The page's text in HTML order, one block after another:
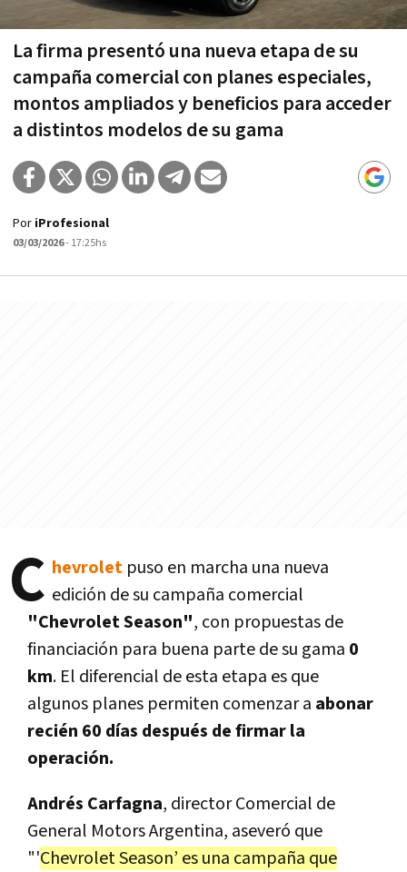
La firma presentó una nueva etapa de su
campaña comercial con planes especiales,
montos ampliados y beneficios para acceder
a distintos modelos de su gama
Por iProfesional
03/03/2026- 17:25hs
C hevrolet puso en marcha una nueva
edición de su campaña comercial
"Chevrolet Season", con propuestas de
financiación para buena parte de su gama 0
km. El diferencial de esta etapa es que
algunos planes permiten comenzar a abonar
recién 60 días después de firmar la
operación.
Andrés Carfagna, director Comercial de
General Motors Argentina, aseveró que
"'Chevrolet Season’ es una campaña que